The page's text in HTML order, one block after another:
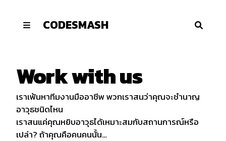
CODESMASH
หน้าหลัก
ข่าวสาร
ร่วมงานกับเรา
Work with us
เราเฟ้นหาทีมงานมืออาชีพ พวกเราสนว่าคุณจะชำนาญ
อาวุธชนิดไหน
เราสนแค่คุณหยิบอาวุธได้เหมาะสมกับสถานการณ์หรือ
เปล่า? ถ้าคุณคือคนคนนั้น…